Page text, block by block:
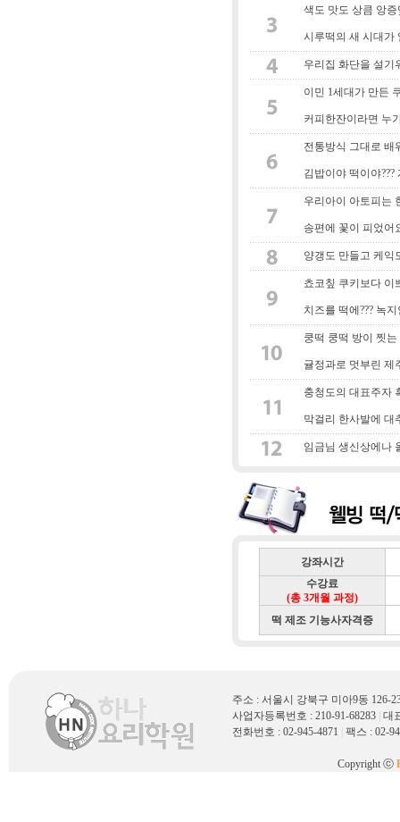
색도 맛도 상큼 앙
시루떡의 새 시대가
우리집 화단을 설기
이민 1세대가 만든
커피한잔이라면 누
전통방식 그대로
김밥이야 떡이야
우리아이 아토피는
송편에 꽃이 피었어
양갱도 만들고 케익
쵸코칲 쿠키보다
치즈를 떡에??? 녹
쿵떡 쿵떡 방이 찟
귤정과로 멋부린 제
충청도의 대표주자
막걸리 한사발에
임금님 생신상에나
강좌시간
수강료
(총 3개월 과정)
떡 제조 기능사자격증
주소 : 서울시 강북구 미아9동 126-
사업자등록번호 : 210-91-68283 대
전화번호 : 02-945-4871
팩스 : 02-
Copyright ⓒ